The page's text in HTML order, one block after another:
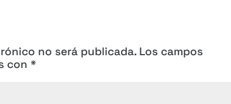
no será publicada. Los campos
con *